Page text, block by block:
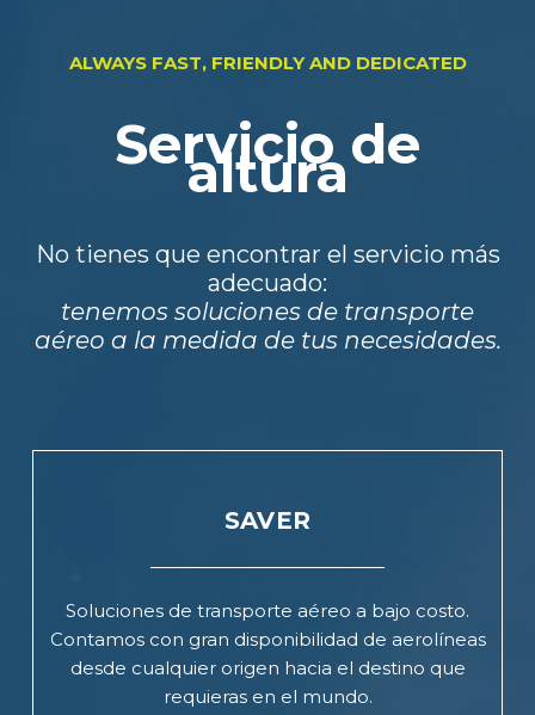
ALWAYS FAST, FRIENDLY AND DEDICATED
Servicio de
altura
No tienes que encontrar el servicio más
adecuado:
tenemos soluciones de transporte
aéreo a la medida de tus necesidades.
SAVER
Soluciones de transporte aéreo a bajo costo.
Contamos con gran disponibilidad de aerolíneas
desde cualquier origen hacia el destino que
requieras en el mundo.